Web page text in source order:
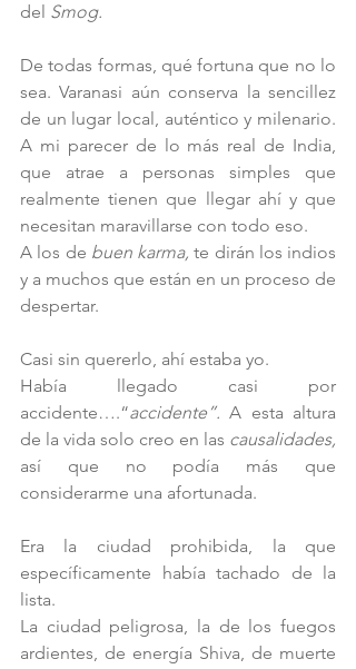
del Smog.
De todas formas, qué fortuna que no lo
sea. Varanasi aún conserva la sencillez
de un lugar local, auténtico y milenario.
A mi parecer de
lo más real de India,
que atrae a personas simples que
realmente tienen que llegar ahí y que
necesitan maravillarse con todo eso.
A los de buen karma, te dirán los indios
y a muchos que están en un proceso de
despertar.
Casi sin quererlo, ahí estaba yo.
Había llegado casi por
accidente….“accidente”. A esta altura
de la vida solo creo en las causalidades,
así que no podía más que
considerarme una afortunada.
Era la ciudad prohibida, la que
específicamente había tachado de la
lista.
La ciudad peligrosa, la de los fuegos
ardientes, de energía Shiva, de muerte